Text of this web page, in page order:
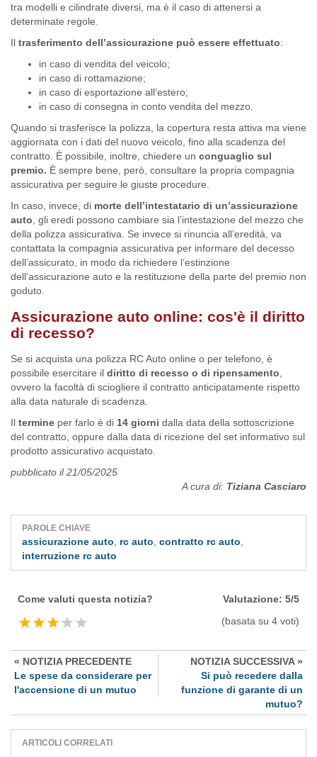
tra modelli e cilindrate diversi, ma è il caso di attenersi a
determinate regole.
Il trasferimento dell’assicurazione può essere effettuato:
in caso di vendita del veicolo;
in caso di rottamazione;
in caso di esportazione all’estero;
in caso di consegna in conto vendita del mezzo.
Quando si trasferisce la polizza, la copertura resta attiva ma viene
aggiornata con i dati del nuovo veicolo, fino alla scadenza del
contratto. È possibile, inoltre, chiedere un conguaglio sul
premio. È sempre bene, però, consultare la propria compagnia
assicurativa per seguire le giuste procedure.
In caso, invece, di morte dell’intestatario di un’assicurazione
auto, gli eredi possono cambiare sia l’intestazione del mezzo che
della polizza assicurativa. Se invece si rinuncia all’eredità, va
contattata la compagnia assicurativa per informare del decesso
dell’assicurato, in modo da richiedere l’estinzione
dell’assicurazione auto e la restituzione della parte del premio non
goduto.
Assicurazione auto online: cos'è il diritto
di recesso?
Se si acquista una polizza RC Auto online o per telefono, è
possibile esercitare il diritto di recesso o di ripensamento,
ovvero la facoltà di sciogliere il contratto anticipatamente rispetto
alla data naturale di scadenza.
Il termine per farlo è di 14 giorni dalla data della sottoscrizione
del contratto, oppure dalla data di ricezione del set informativo sul
prodotto assicurativo acquistato.
pubblicato il 21/05/2025
A cura di: Tiziana Casciaro
PAROLE CHIAVE
assicurazione auto, rc auto, contratto rc auto,
interruzione rc auto
Come valuti questa notizia? Valutazione: 5/5
(basata su 4 voti)
« NOTIZIA PRECEDENTE
Le spese da considerare per
l'accensione di un mutuo
NOTIZIA SUCCESSIVA »
Si può recedere dalla
funzione di garante di un
mutuo?
ARTICOLI CORRELATI